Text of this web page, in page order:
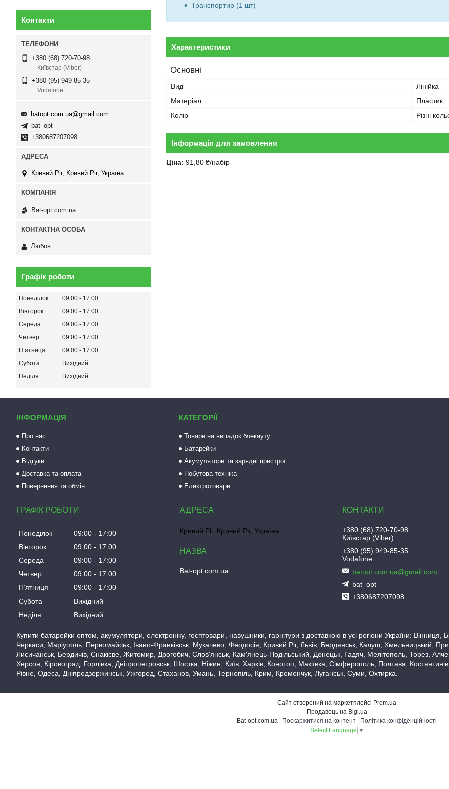
Транспортир (1 шт)
Характеристики
Основні
Вид
Лінійка
Матеріал
Пластик
Колір
Різні
Інформація для замовлення
Ціна: 91,80 ₴/набір
Контакти
+380 (68) 720-70-98
Київстар (Viber)
+380 (95) 949-85-35
Vodafone
batopt.com.ua@gmail.com
bat_opt
+380687207098
Кривий Ріг, Кривий Ріг, Україна
Bat-opt.com.ua
Любов
Графік роботи
Понеділок 09:00
17:00
Вівторок
09:00
17:00
Середа
09:00
17:00
Четвер
09:00
17:00
Пʼятниця
09:00
17:00
Субота
Вихідний
Неділя
Вихідний
ІНФОРМАЦІЯ
Про нас
Контакти
Відгуки
Доставка та оплата
Повернення та обмін
КАТЕГОРІЇ
Товари на випадок блекауту
Батарейки
Акумулятори та зарядні пристрої
Побутова техніка
Електротовари
ГРАФІК РОБОТИ
Понеділок 09:00
17:00
Вівторок
09:00
17:00
Середа
09:00
17:00
Четвер
09:00
17:00
Пʼятниця
09:00
17:00
Субота
Вихідний
Неділя
Вихідний
Кривий Ріг, Кривий Ріг, Україна
Bat-opt.com.ua
+380 (68) 720-70-98
Київстар (Viber)
+380 (95) 949-85-35
Vodafone
batopt.com.ua@gmail.com
bat_opt
+380687207098
Купити батарейки оптом, акумулятори, електроніку, госптовари, навушники, гарнітури з доставкою в усі регіони України:
Черкаси, Маріуполь, Первомайськ, Івано-Франківськ, Мукачево, Феодосія, Кривий Ріг, Львів, Бердянськ, Калуш, Хмельницький,
Лисичанськ, Бердичів, Єнакієве, Житомир, Дрогобич, Слов'янськ, Кам'янець-Подільський, Донецьк, Гадяч, Мелітополь, Торез,
Херсон, Кіровоград, Горлівка, Дніпропетровськ, Шостка, Ніжин, Київ, Харків, Конотоп, Макіївка, Сімферополь, Полтава,
Рівне, Одеса, Дніпродзержинськ, Ужгород, Стаханов, Умань, Тернопіль, Крим, Кременчук, Луганськ, Суми, Охтирка.
Сайт створений на маркетплейсі Prom.ua
Продавець на Bigl.ua
Поскаржитися на контент
Політика конфіденційності
Select Language ▼